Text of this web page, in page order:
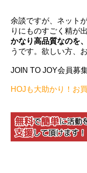
余談ですが、ネット
りにものすごく精が
かなり高品質なのを
うです。欲しい方、
JOIN TO JOY会員募
HOJも大助かり！お